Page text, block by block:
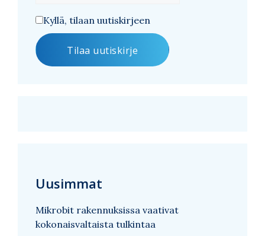
Kyllä, tilaan uutiskirjeen
Uusimmat
Mikrobit rakennuksissa vaativat
kokonaisvaltaista tulkintaa